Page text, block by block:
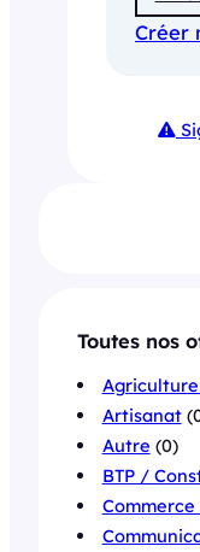
Créer
Toutes nos
Artisanat
Autre (0)
BTP /